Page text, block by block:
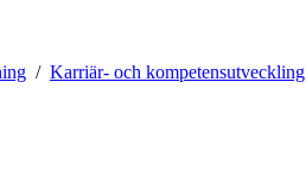
Karriär- och kompetensutveckling